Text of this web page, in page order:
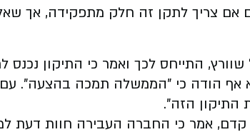
אם צריך לתקן זה חלק מתפקידה, אך
התייחס לכך ואמר כי התיקון נכנס
אף הודה כי "הממשלה תמכה בהצעה". עם
הזה".
קדם, אמר כי החברה העבירה חוות דעת